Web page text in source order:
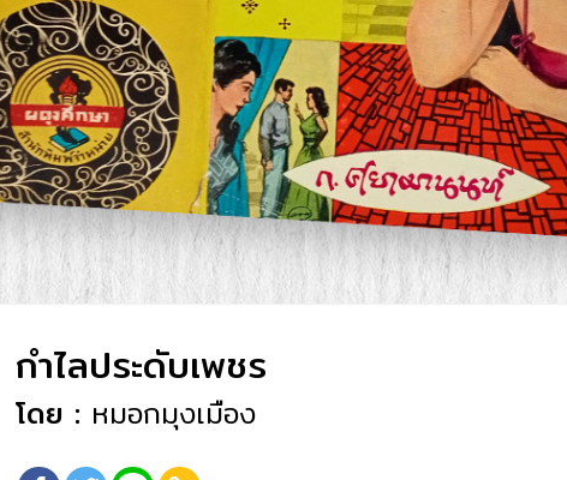
กำไลประดับเพชร
โดย : หมอกมุงเมือง